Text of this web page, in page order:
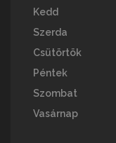
Kedd
Szerda
Csütörtök
Péntek
Szombat
Vasárnap